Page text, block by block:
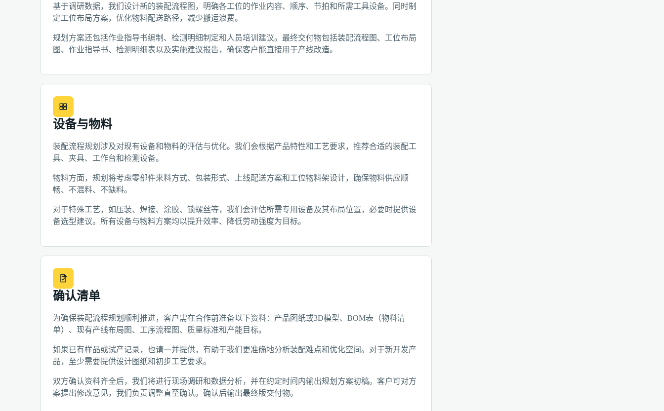
基于调研数据，我们设计新的装配流程图，明确各工位的作业内容、顺序、节拍和所需工具设备。同时制
定工位布局方案，优化物料配送路径，减少搬运浪费。
规划方案还包括作业指导书编制、检测明细制定和人员培训建议。最终交付物包括装配流程图、工位布局
图、作业指导书、检测明细表以及实施建议报告，确保客户能直接用于产线改造。
设备与物料
装配流程规划涉及对现有设备和物料的评估与优化。我们会根据产品特性和工艺要求，推荐合适的装配工
具、夹具、工作台和检测设备。
物料方面，规划将考虑零部件来料方式、包装形式、上线配送方案和工位物料架设计，确保物料供应顺
畅、不混料、不缺料。
对于特殊工艺，如压装、焊接、涂胶、锁螺丝等，我们会评估所需专用设备及其布局位置，必要时提供设
备选型建议。所有设备与物料方案均以提升效率、降低劳动强度为目标。
确认清单
为确保装配流程规划顺利推进，客户需在合作前准备以下资料：产品图纸或3D模型、BOM表（物料清
单）、现有产线布局图、工序流程图、质量标准和产能目标。
如果已有样品或试产记录，也请一并提供，有助于我们更准确地分析装配难点和优化空间。对于新开发产
品，至少需要提供设计图纸和初步工艺要求。
双方确认资料齐全后，我们将进行现场调研和数据分析，并在约定时间内输出规划方案初稿。客户可对方
案提出修改意见，我们负责调整直至确认。确认后输出最终版交付物。